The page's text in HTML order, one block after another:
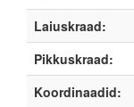
Laiuskraad:
Pikkuskraad:
Koordinaadid: